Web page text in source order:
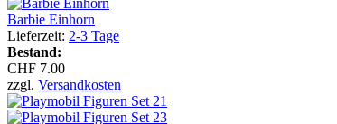
Barbie Einhorn
Lieferzeit: 2-3 Tage
Bestand:
CHF 7.00
zzgl. Versandkosten